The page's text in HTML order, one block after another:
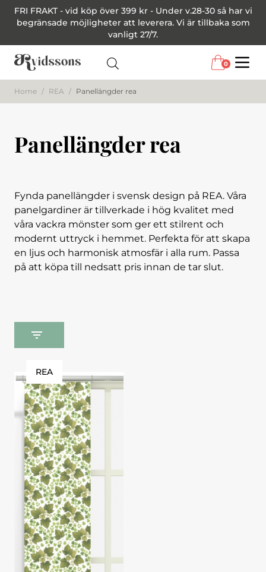
FRI FRAKT - vid köp över 399 kr - Under v.28-30 så har vi
begränsade möjligheter att leverera. Vi är tillbaka som
vanligt 27/7.
0
Home / REA / Panellängder rea
Panellängder rea
Fynda panellängder i svensk design på REA. Våra
panelgardiner är tillverkade i hög kvalitet med
våra vackra mönster som ger ett stilrent och
modernt uttryck i hemmet. Perfekta för att skapa
en ljus och harmonisk atmosfär i alla rum. Passa
på att köpa till nedsatt pris innan de tar slut.
REA